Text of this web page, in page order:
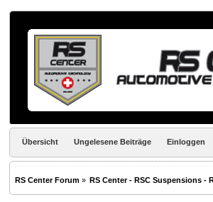
Übersicht Ungelesene Beiträge Einloggen
RS Center Forum» RS Center - RSC Suspensions -